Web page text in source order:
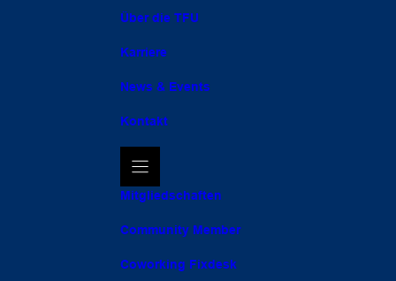
Über die TFU
Karriere
News & Events
Kontakt
Mitgliedschaften
Community Member
Coworking Fixdesk